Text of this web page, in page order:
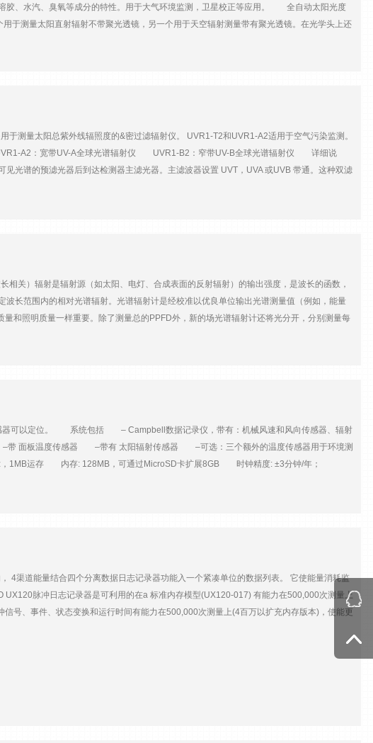
胶、水汽、臭氧等成分的特性。用于大气环境监测，卫星校正等应用。 全自动太阳光度
于测量太阳直射辐射不带聚光透镜，另一个用于天空辐射测量带有聚光透镜。在光学头上还
量高度角两个自由度，由时间方程来控制太阳的初步跟踪，用四象限探测器系统作精密跟
和方式，数据存储和数据传输。 l 100米数据通讯传输线:满足较长距离的数据传
。 l CE318N-EDPS9(9个滤光片+ DUAL POLAR偏振轮):340，380，440，500，
数据采集 仪器经过站点参数设置，数据采集，数据存储，通过数据传输线下载到PC
准实时数据。 数据分析 CE318太阳光度计自动测量模式通过程序以预置时间(日出~日
(ALR、ALL、PPL)测量，也可以修改设置进行测量。太阳直射辐照度测量包括仪器所有波
量太阳总紫外线辐照度的&密过滤辐射仪。 UVR1-T2和UVR1-A2适用于空气污染监测。
A2：宽带UV-A全球光谱辐射仪 UVR1-B2：窄带UV-B全球光谱辐射仪 详细说
谱的预滤光器后到达检测器主滤光器。主滤波器设置 UVT，UVA 或UVB 带通。这种双滤
程度地减少热误差。 加热器电子设备与检测器电子设备&分开，以避免加热器在 UV 信号
总辐射的积分。夏季满量程的 UVT 通常小于 73 Wm-2。 UVR1-A2 中心波长和带
小于 3 Wm-2。 产品特点 l 带前置放大器的大面积紫外硅光电二极管探测器. l 带余弦
号。 l 提供简单的安装套件。 l 包括用户指南和校准证书。 技术参数技术参数光
（UV-B）过滤器尺寸倾斜角Ø25 毫米*多 8°探测器类型；活动区域紫外 si 光电二极管
hr灵敏度：UVR1-T2 和 UVR1-A2UVR1-B220-40 mV / Wm-2（典型值）400-900 mV /
至+ 45°C 的设定点稳定性<2.5°C（用于 50°C 环境变化）占空比（％on）;频率预热率
5.5 至 14.5VDC，单电源*大12W，典型 2W待机电流消耗仅加热器关闭：<30mA加热器
仪器要求-0.05 至+ 2.0VDC，>1M输出源阻抗：紫外线信号温 度220W1KW圆顶玻璃或熔
）辐射是辐射源（如太阳、电灯、合成表面的反射辐射）的输出强度，是波长的函数，
范围内的相对光谱辐射。光谱辐射计是经校准以优良单位输出光谱测量值（例如，能量
明质量一样重要。除了测量总的PPFD外，新的场光谱辐射计还将光分开，分别测量每
探测器类型CCD, 2048像素CCD, 2048像素CCD, 2048像素光栅类型全息
时）软 件提供配套软件，与Windows操作系统兼容提供配套软件，与Windows操作系统
尺寸大小25mm*75mm*125mm69mm*100mm*150mm69mm*100mm*150mm重 量
器可以定位。 系统包括 – Campbell数据记录仪，带有：机械风速和风向传感器、辐射
面板温度传感器 –带有 太阳辐射传感器 –可选：三个额外的温度传感器用于环境测
运存 内存: 128MB，可通过MicroSD卡扩展8GB 时钟精度: ±3分钟/年；
RS485，半/全双工 数据接口: CSI/O*1个；CPI/CDM*1个；RJ-45 Ethernet
20°~+40°C) ±(1.2±0.012×)%RH(40°~60°C) 类型：电容 精度：± 3%（或更
性（-10 ºC~+40 ºC）< 3 %工作温度范围-40 to +80 °C视角150 °模拟输出信号4 to 20 mA /
合了高精度和低功耗。紧凑的尺寸允许轻松放置在大多数标准外壳中。气压计有两种配
232、RS-485 和 SDI-12 输出。
道能量结合四个分离数据日志记录器功能入一个紧凑单位的数据列表。 它使能量消耗监
脉冲日志记录器是可利用的在a 标准内存模型(UX120-017) 有能力在500,000次测量上
、事件、状态变换和运行时间有能力在500,000次测量上(4百万以扩充内存版本)，使能更
用 室内 环境 测量： UX120-017数据列表支持以下测量(分开地被卖的传感器) ：